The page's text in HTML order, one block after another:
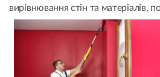
вирівнювання стін та матеріалів,